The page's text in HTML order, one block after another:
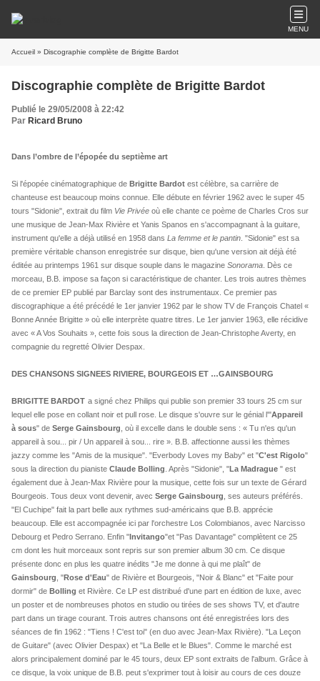
MENU
Accueil » Discographie complète de Brigitte Bardot
Discographie complète de Brigitte Bardot
Publié le 29/05/2008 à 22:42
Par Ricard Bruno
Dans l’ombre de l’épopée du septième art
Si l'épopée cinématographique de Brigitte Bardot est célèbre, sa carrière de
chanteuse est beaucoup moins connue. Elle débute en février 1962 avec le super 45
tours "Sidonie", extrait du film Vie Privée où elle chante ce poème de Charles Cros sur
une musique de Jean-Max Rivière et Yanis Spanos en s'accompagnant à la guitare,
instrument qu'elle a déjà utilisé en 1958 dans La femme et le pantin . "Sidonie" est sa
première véritable chanson enregistrée sur disque, bien qu'une version ait déjà été
éditée au printemps 1961 sur disque souple dans le magazine Sonorama . Dès ce
morceau, B.B. impose sa façon si caractéristique de chanter. Les trois autres thèmes
de ce premier EP publié par Barclay sont des instrumentaux. Ce premier pas
discographique a été précédé le 1er janvier 1962 par le show TV de François Chatel «
Bonne Année Brigitte » où elle interprète quatre titres. Le 1er janvier 1963, elle récidive
avec « A Vos Souhaits », cette fois sous la direction de Jean-Christophe Averty, en
compagnie du regretté Olivier Despax.
DES CHANSONS SIGNEES RIVIERE, BOURGEOIS ET …GAINSBOURG
BRIGITTE BARDOT a signé chez Philips qui publie son premier 33 tours 25 cm sur
lequel elle pose en collant noir et pull rose. Le disque s'ouvre sur le génial l'"Appareil
à sous" de Serge Gainsbourg , où il excelle dans le double sens : « Tu n'es qu'un
appareil à sou... pir / Un appareil à sou... rire ». B.B. affectionne aussi les thèmes
jazzy comme les "Amis de la musique". "Everbody Loves my Baby" et "C'est Rigolo"
sous la direction du pianiste Claude Bolling . Après "Sidonie", "La Madrague " est
également due à Jean-Max Rivière pour la musique, cette fois sur un texte de Gérard
Bourgeois. Tous deux vont devenir, avec Serge Gainsbourg , ses auteurs préférés.
"El Cuchipe" fait la part belle aux rythmes sud-américains que B.B. apprécie
beaucoup. Elle est accompagnée ici par l'orchestre Los Colombianos, avec Narcisso
Debourg et Pedro Serrano. Enfin "Invitango"et "Pas Davantage" complètent ce 25
cm dont les huit morceaux sont repris sur son premier album 30 cm. Ce disque
présente donc en plus les quatre inédits "Je me donne à qui me plaît" de
Gainsbourg , "Rose d'Eau" de Rivière et Bourgeois, "Noir & Blanc" et "Faite pour
dormir" de Bolling et Rivière. Ce LP est distribué d'une part en édition de luxe, avec
un poster et de nombreuses photos en studio ou tirées de ses shows TV, et d'autre
part dans un tirage courant. Trois autres chansons ont été enregistrées lors des
séances de fin 1962 : "Tiens ! C'est toi" (en duo avec Jean-Max Rivière). "La Leçon
de Guitare" (avec Olivier Despax) et "La Belle et le Blues". Comme le marché est
alors principalement dominé par le 45 tours, deux EP sont extraits de l'album. Grâce à
ce disque, la voix unique de B.B. peut s'exprimer tout à loisir au cours de ces douze